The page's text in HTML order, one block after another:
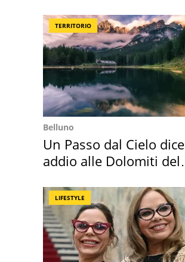
TERRITORIO
Belluno
Un Passo dal Cielo dice
addio alle Dolomiti del
LIFESTYLE